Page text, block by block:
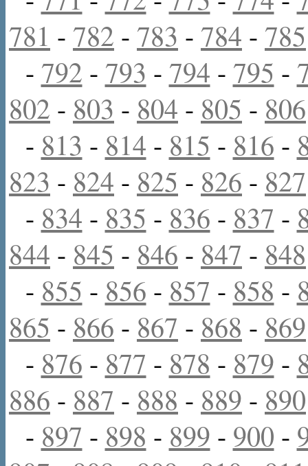
781 - 782 - 783 - 784 - 785
- 792 - 793 - 794 - 795 -
802 - 803 - 804 - 805 - 806
- 813 - 814 - 815 - 816 -
823 - 824 - 825 - 826 - 827
- 834 - 835 - 836 - 837 -
844 - 845 - 846 - 847 - 848
- 855 - 856 - 857 - 858 -
865 - 866 - 867 - 868 - 869
- 876 - 877 - 878 - 879 -
886 - 887 - 888 - 889 - 890
- 897 - 898 - 899 - 900 -